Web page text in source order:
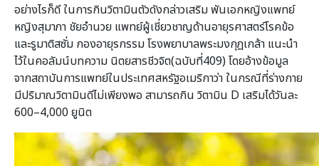
อย่างไรก็ดี ในการกินวิตามินตัวดังกล่าวเสริม พันเอกหญิงแพทย์
หญิงสุมาภา ชัยอํานวย แพทย์ผู้เชี่ยวชาญด้านอายุรศาสตร์โรคข้อ
และรูมาติสซั่ม กองอายุรกรรม โรงพยาบาลพระมงกุฎเกล้า แนะนํา
ไว้ในคอลัมน์บทความ นิตยสารชีวจิต(ฉบับที่409) โดยอ้างข้อมูล
จากสถาบันการแพทย์ในประเทศสหรัฐอเมริกาว่า ในกรณีที่ร่างกาย
มีปริมาณวิตามินดีไม่เพียงพอ สามารถกิน วิตามิน D เสริมได้วันละ
600–4,000 ยูนิต